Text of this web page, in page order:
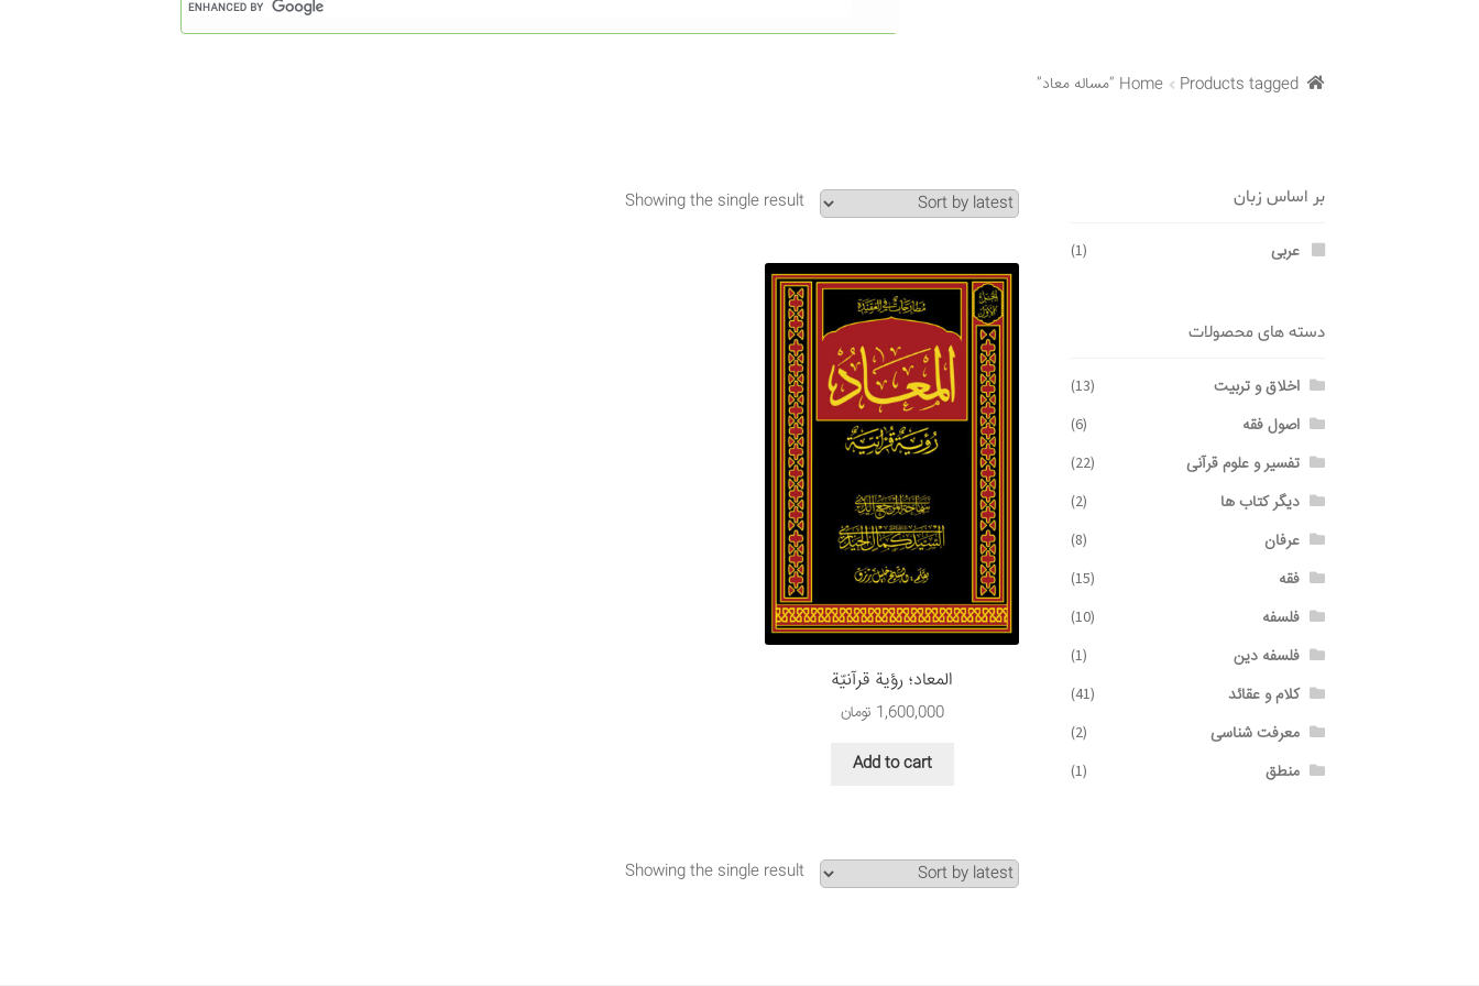
Home Products tagged “مساله معاد”
Showing the single result
المعاد؛ رؤية قرآنيّة
1,600,000 تومان
Add to cart
Showing the single result
بر اساس زبان
عربی (1)
دسته های محصولات
اخلاق و تربیت (13)
اصول فقه (6)
تفسیر و علوم قرآنی (22)
دیگر کتاب ها (2)
عرفان (8)
فقه (15)
فلسفه (10)
فلسفه دین (1)
کلام و عقائد (41)
معرفت شناسی (2)
منطق (1)